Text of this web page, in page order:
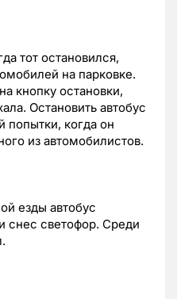
тот остановился,
на парковке.
кнопку остановки,
Остановить автобус
попытки, когда он
из автомобилистов.
езды автобус
снес светофор. Среди